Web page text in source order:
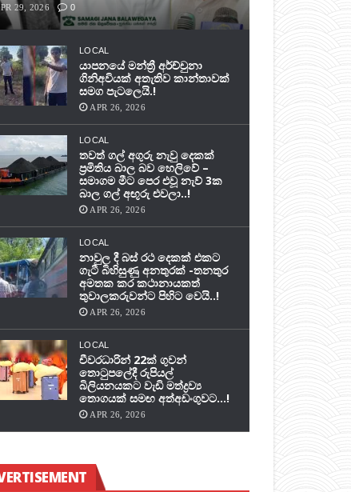
29, 2026 0
LOCAL
යාපනයේ මන්ත්‍රී අර්ච්චුනා
ගිනිඅවියක් අතැතිව කාන්තාවක්
සමග පැටලෙයි.!
APR 26, 2026
LOCAL
තවත් ගල් අගුරු නැවු දෙකක්
ප‍්‍රමිතිය බාල බව හෙලිවේ –
සමාගම මීට පෙර එවූ නැව් 3ක
බාල ගල් අඟුරු එවලා..!
APR 26, 2026
LOCAL
නාවුල දී බස් රථ දෙකක් එකට
ගැටී බිහිසුණු අනතුරක් -තනතුර
අමතක කර කථානායකත්
තුවාලකරුවන්ට පිහිට වෙයි..!
APR 26, 2026
LOCAL
චීවරධාරින් 22ක් ගුවන්
තොටුපලේදී රුපියල්
බිලියනයකට වැඩි මත්ද්‍රව්‍ය
තොගයක් සමඟ අත්අඩංගුවට…!
APR 26, 2026